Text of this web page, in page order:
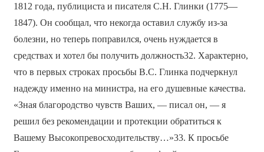
1812 года, публициста и писателя С.Н. Глинки (1775—
1847). Он сообщал, что некогда оставил службу из-за
болезни, но теперь поправился, очень нуждается в
средствах и хотел бы получить должность32. Характерно,
что в первых строках просьбы В.С. Глинка подчеркнул
надежду именно на министра, на его душевные качества.
«Зная благородство чувств Ваших, — писал он, — я
решил без рекомендации и протекции обратиться к
Вашему Высокопревосходительству…»33. К просьбе